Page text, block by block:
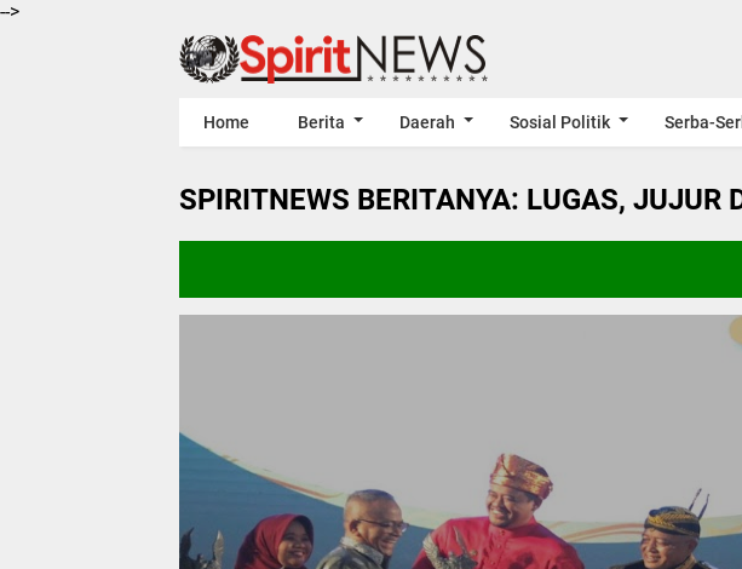
-->
Home Berita Daerah Sosial Politik Serba-
SPIRITNEWS BERITANYA: LUGAS, JUJUR